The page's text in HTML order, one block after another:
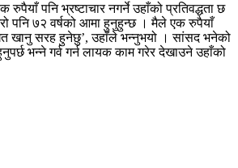
पनि भ्रष्टाचार नगर्ने उहाँको प्रतिवद्धता छ
पनि ७२ वर्षको आमा हुनुहुन्छ । मैले एक रुपैयाँ
खानु सरह हुनेछु’, उहाँले भन्नुभयो । सांसद भनेको
भन्ने गर्व गर्न लायक काम गरेर देखाउने उहाँको